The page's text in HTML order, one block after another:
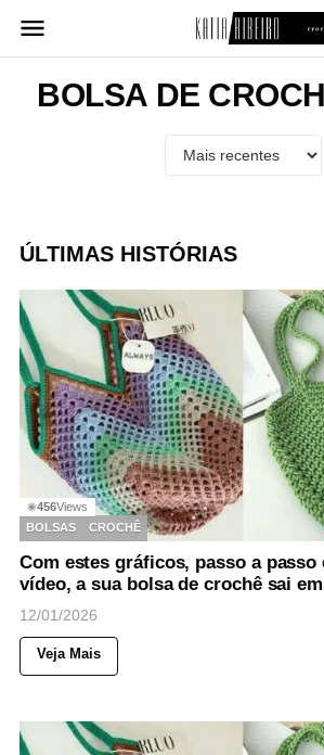
para
conteúdoBOLSA DE
ÚLTIMAS HISTÓRIAS
◉456Views
BOLSAS
CROCHÊ
Com estes gráficos, passo a passo
vídeo, a sua bolsa de crochê sai
12/01/2026
Veja Mais